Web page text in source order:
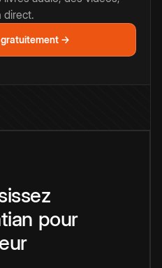
direct.
→
pour